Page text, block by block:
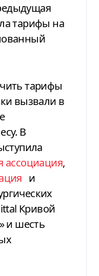
тарифы на
тарифы
вызвали в
В
ассоциация,
и
Кривой
и шесть